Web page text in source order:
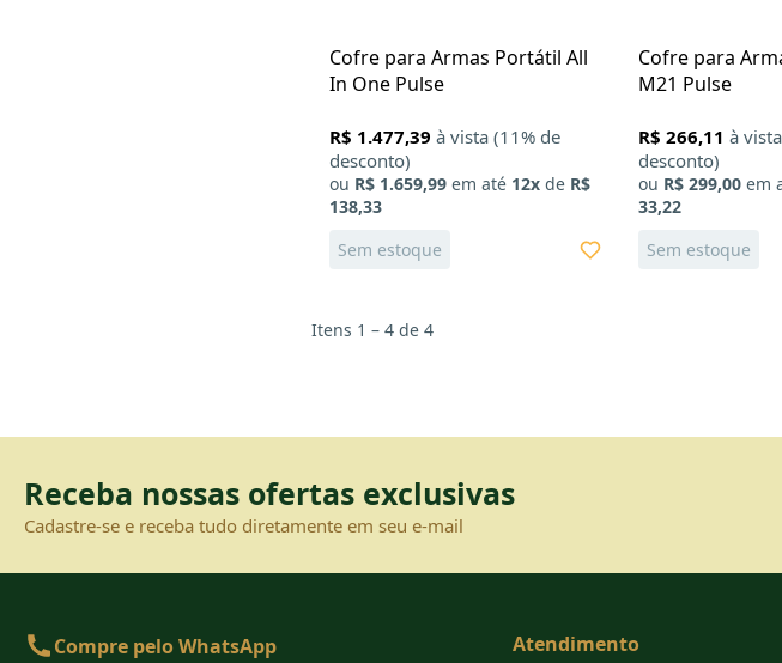
Cofre para Armas Portátil All
In One Pulse
R$ 1.477,39 à vista (11% de
desconto)
ou R$ 1.659,99 em até 12x de R$
138,33
Sem estoque
Cofre para
M21 Pulse
R$ 266,11 à
desconto)
ou R$ 299,00 em
33,22
Sem estoque
Itens 1 – 4 de 4
Receba nossas ofertas exclusivas
Cadastre-se e receba tudo diretamente em seu e-mail
Compre pelo WhatsApp Atendimento